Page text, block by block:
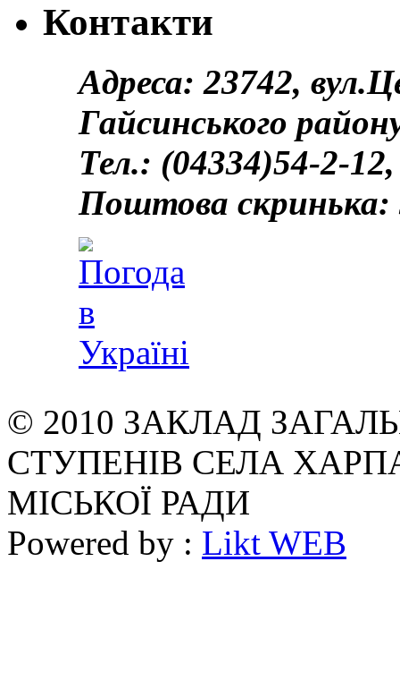
Контакти
Адреса: 23742,
Гайсинського
Тел.: (04334)54-2-
Поштова скринька:
© 2010 ЗАКЛАД
СТУПЕНІВ СЕЛА
МІСЬКОЇ РАДИ
Powered by : Likt WEB